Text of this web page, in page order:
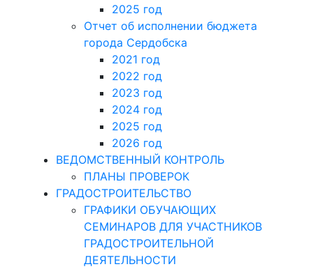
2025 год
Отчет об исполнении бюджета
города Сердобска
2021 год
2022 год
2023 год
2024 год
2025 год
2026 год
ВЕДОМСТВЕННЫЙ КОНТРОЛЬ
ПЛАНЫ ПРОВЕРОК
ГРАДОСТРОИТЕЛЬСТВО
ГРАФИКИ ОБУЧАЮЩИХ
СЕМИНАРОВ ДЛЯ УЧАСТНИКОВ
ГРАДОСТРОИТЕЛЬНОЙ
ДЕЯТЕЛЬНОСТИ